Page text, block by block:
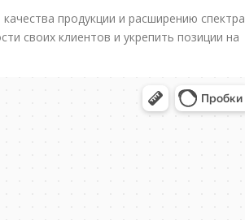
продукции и расширению спектра
своих клиентов и укрепить позиции на